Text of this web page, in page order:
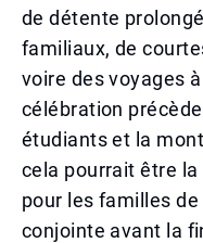
de détente
familiaux, de
voire des voyages
célébration
étudiants et la
cela pourrait être
pour les familles
conjointe avant la